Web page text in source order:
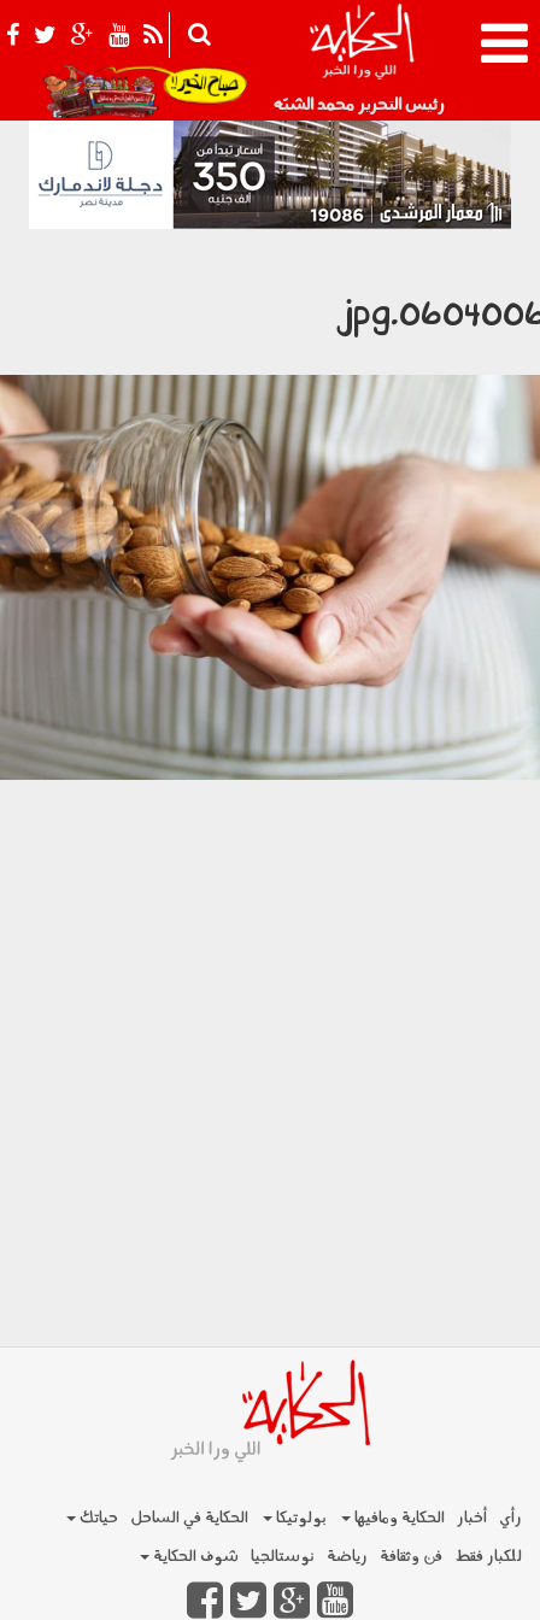
رئيس التحرير محمد الشبّه 021_2.png
رأي أخبار الحكاية ومافيها بولوتيكا الحكاية في الساحل
حياتك
للكبار فقط فن وثقافة رياضة نوستالجيا شوف الحكاية